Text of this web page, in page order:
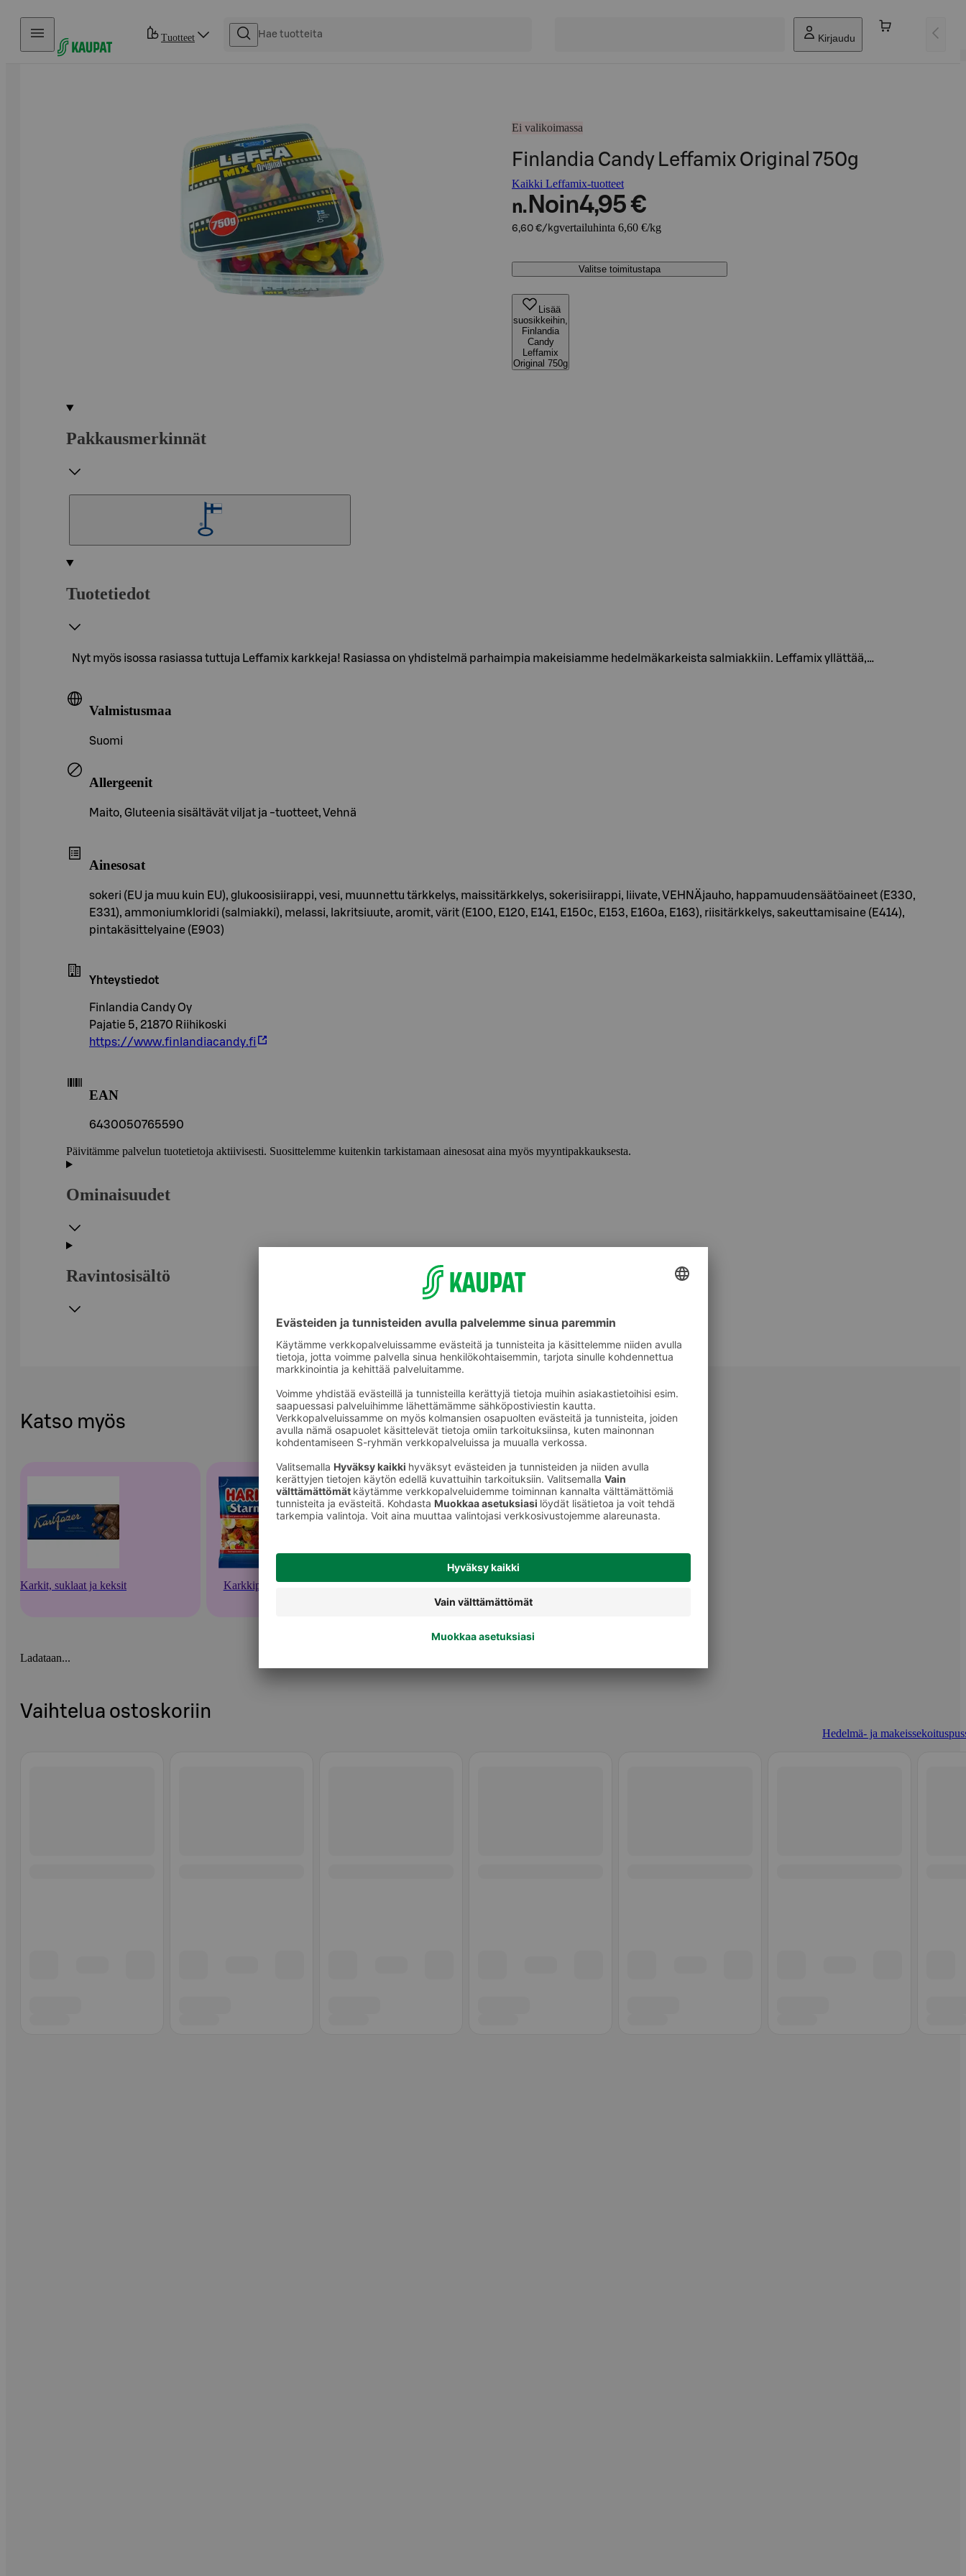
Hyppää sisältöön
Tuotteet Kirjaudu
Ei valikoimassa
Finlandia Candy Leffamix Original 750g
Kaikki Leffamix-tuotteet
n. Noin4,95 €
6,60 €/kgvertailuhinta 6,60 €/kg
Valitse toimitustapa
Lisää
suosikkeihin,
Finlandia
Candy
Leffamix
Original 750g
Pakkausmerkinnät
Tuotetiedot
Nyt myös isossa rasiassa tuttuja Leffamix karkkeja! Rasiassa on yhdistelmä parhaimpia makeisiamme hedelmäkarkeista salmiakkiin. Leffamix yllättää,…
Valmistusmaa
Suomi
Allergeenit
Maito, Gluteenia sisältävät viljat ja -tuotteet, Vehnä
Ainesosat
sokeri (EU ja muu kuin EU), glukoosisiirappi, vesi, muunnettu tärkkelys, maissitärkkelys, sokerisiirappi, liivate, VEHNÄjauho, happamuudensäätöaineet (E330,
E331), ammoniumkloridi (salmiakki), melassi, lakritsiuute, aromit, värit (E100, E120, E141, E150c, E153, E160a, E163), riisitärkkelys, sakeuttamisaine (E414),
pintakäsittelyaine (E903)
Yhteystiedot
Finlandia Candy Oy
Pajatie 5, 21870 Riihikoski
https://www.finlandiacandy.fi
EAN
6430050765590
Päivitämme palvelun tuotetietoja aktiivisesti. Suosittelemme kuitenkin tarkistamaan ainesosat aina myös myyntipakkauksesta.
Ominaisuudet
Ravintosisältö
Katso myös
Karkit, suklaat ja keksit Karkkipussit Hedelmä- ja makeissekoituspussit
Ladataan...
Vaihtelua ostoskoriin
Hedelmä- ja